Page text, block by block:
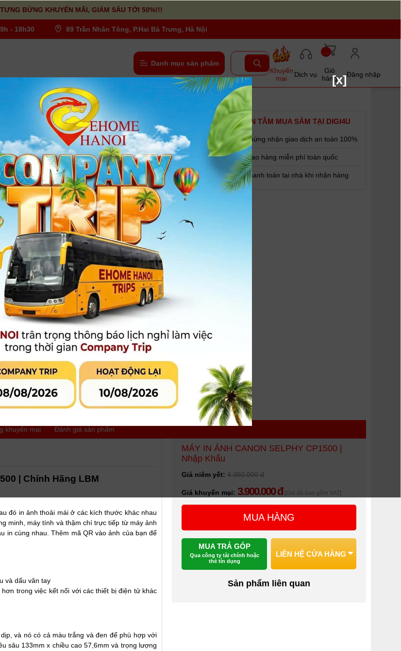
TƯNG BỪNG KHUYẾN MÃI, GIẢM SÂU TỚI 50%!!!
- 18h30 89 Trần Nhân Tông, P.Hai Bà Trưng, Hà Nội
Danh mục sản phẩm
Khuyến
mại
Dịch vụ
Giỏ
hàng
Đăng nhập
| Nhập Khẩu
MÁY IN ẢNH CANON SELPHY CP1500 | Nhập
dùng đánh giá | Tình trạng:Có hàng
- Thiết kế nhỏ gọn và dễ sử dụng
- Màn hình màu LCD TFT 3,5 inch, 230.000 Diot
- Sử dụng công nghệ nhuộm thăng hoa tạo tông màu mượt hơn
- Độ phân giải in tối đa 300 x 300 dpi
- Chức năng tự hiệu chỉnh, giúp điều chỉnh độ sáng, độ bão hòa về màu....
- In ảnh cỡ thẻ yêu thích chỉ trong 23 giây
- In trực tiếp bằng thẻ SD hoặc ổ USB Type-C hoặc từ dịch vụ đám mây
image.canon, Instagram và Google Photos
Xem thêm
Bảo hành:12 tháng
Giá niêm yết: 4.350.000 đ
Giá khuyến mại: 3.900.000 đ
MUA HÀNG
MUA TRẢ GÓP
Qua công ty tài chính hoặc thẻ tín
dụng
LIÊN HỆ CỬA HÀNG
YÊN TÂM MUA SẮM TẠI DIGI4U
Chứng nhận giao dịch an toàn 100%
Giao hàng miễn phí toàn quốc
Thanh toán tại nhà khi nhận hàng
khuyến mại Đánh giá sản phẩm
| Chính Hãng LBM
đó in ảnh thoải mái ở các kích thước khác nhau
minh, máy tính và thậm chí trực tiếp từ máy ảnh
in cùng nhau. Thêm mã QR vào ảnh của bạn để
và dấu vân tay
trong việc kết nối với các thiết bị điện tử khác
và nó có cả màu trắng và đen để phù hợp với
sâu 133mm x chiều cao 57,6mm và trọng lượng
MÁY IN ẢNH CANON SELPHY CP1500 |
Nhập Khẩu
Giá niêm yết: 4.350.000 đ
Giá khuyến mại: 3.900.000 đ [Giá đã bao gồm VAT]
MUA HÀNG
MUA TRẢ GÓP
Qua công ty tài chính hoặc
thẻ tín dụng
LIÊN HỆ CỬA HÀNG
Sản phẩm liên quan
[x]